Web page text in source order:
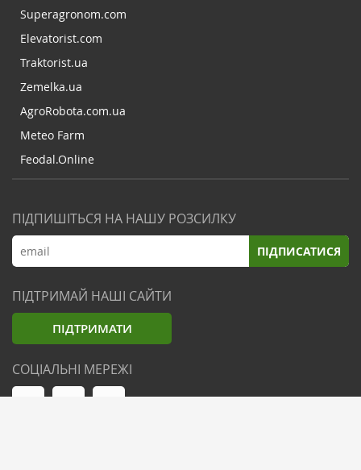
Superagronom.com
Elevatorist.com
Traktorist.ua
Zemelka.ua
AgroRobota.com.ua
Meteo Farm
Feodal.Online
ПІДПИШІТЬСЯ НА НАШУ РОЗСИЛКУ
ПІДПИСАТИСЯ
ПІДТРИМАЙ НАШІ САЙТИ
ПІДТРИМАТИ
СОЦІАЛЬНІ МЕРЕЖІ